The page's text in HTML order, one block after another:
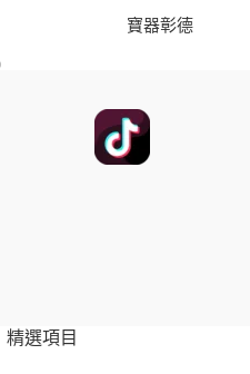
寶器彰德
精選項目